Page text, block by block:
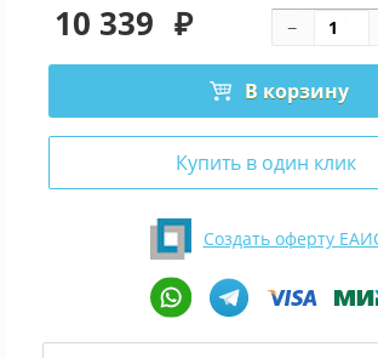
10 339 ₽
В корзину
Купить в один клик
Создать оферту